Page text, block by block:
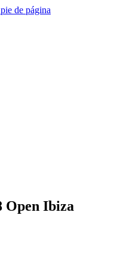
de página
Open Ibiza